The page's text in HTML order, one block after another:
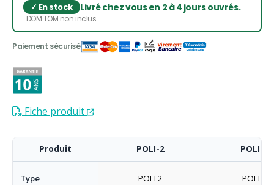
Livré chez vous en 2 à 4 jours ouvrés.
DOM TOM non inclus
Fiche produit
Produit POLI-2 POLI-3
Type POLI 2 POLI 3